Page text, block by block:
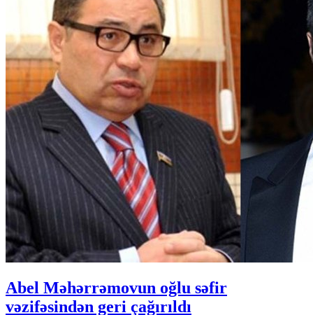
Abel Məhərrəmovun oğlu səfir
vəzifəsindən geri çağırıldı